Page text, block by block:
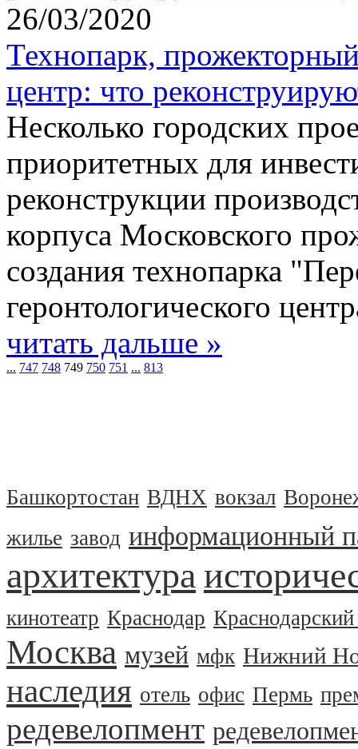
26/03/2020
Технопарк,
центр: что
Несколько городских
приоритетных для
реконструкции
корпуса Московского
создания технопарка
геронтологического
читать дальше »
... 747 748 749 750 751 ... 813
Башкортостан ВДНХ вокзал
жилье завод информационный
архитектура
кинотеатр Краснодар
Москва музей мфк Нижний
наследия отель офис Пермь
редевелопмент